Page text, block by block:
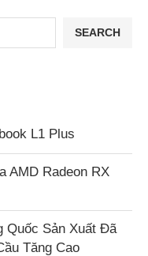
SEARCH
L1 Plus
AMD Radeon RX
Quốc Sản Xuất Đã
Tăng Cao